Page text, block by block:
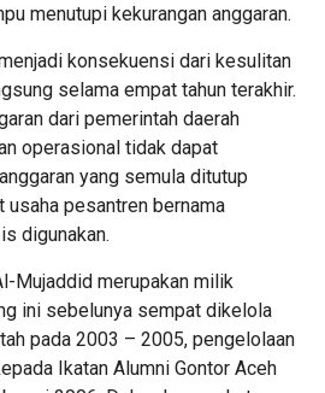
menutupi kekurangan anggaran.
konsekuensi dari kesulitan
selama empat tahun terakhir.
dari pemerintah daerah
operasional tidak dapat
yang semula ditutup
usaha pesantren bernama
digunakan.
Mujaddid merupakan milik
ini sebelunya sempat dikelola
pada 2003 – 2005, pengelolaan
Ikatan Alumni Gontor Aceh